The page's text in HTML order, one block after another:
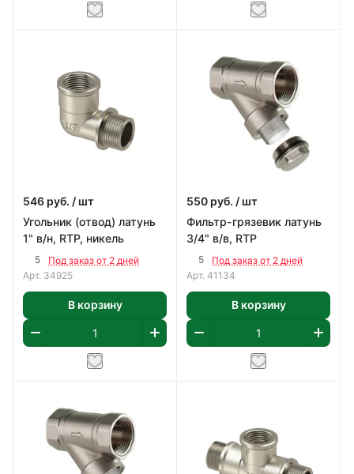
546 руб. / шт
Угольник (отвод) латунь
1" в/н, RTP, никель
5
Под заказ от 2 дней
Арт. 34925
В корзину
550 руб. / шт
Фильтр-грязевик латунь
3/4" в/в, RTP
5
Под заказ от 2 дней
Арт. 41134
В корзину